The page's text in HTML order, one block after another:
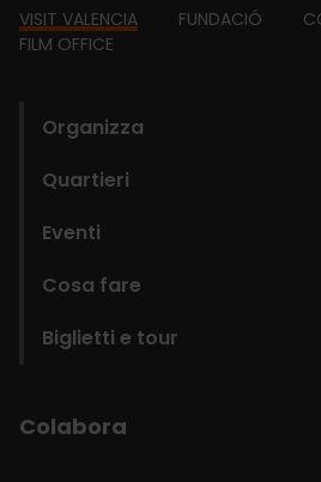
Footer
VISIT VALENCIA FUNDACIÓ
FILM OFFICE
Organizza
Quartieri
Eventi
Cosa fare
Biglietti e tour
Colabora